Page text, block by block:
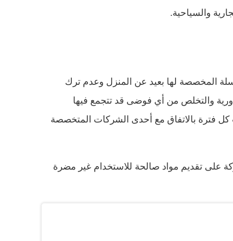
والسياحية.
المخصصة لها بعيد عن المنزل وعدم ترك
والتخلص من أي فوضى قد تتجمع فيها
فترة بالاتفاق مع أحدى الشركات المتخصصة
تقديم مواد صالحة للاستخدام غير مضرة